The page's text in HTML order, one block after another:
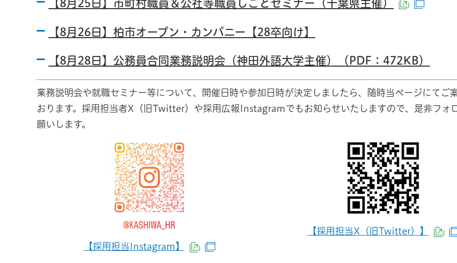
【8月25日】市町村職員＆公社等職員しごとセミナー（千葉県主催） （外部
【8月26日】柏市オープン・カンパニー【28卒向け】
【8月28日】公務員合同業務説明会（神田外語大学主催）（PDF：472KB）
業務説明会や就職セミナー等について、開催日時や参加日時が決定しましたら、随時当ページにてご
おります。採用担当者X（旧Twitter）や採用広報Instagramでもお知らせいたしますので、是非フォ
願いします。
【採用担当Instagram】 （外部サイトへリンク）
（別ウインドウで開きます）
【採用担当X（旧Twitter）】 （